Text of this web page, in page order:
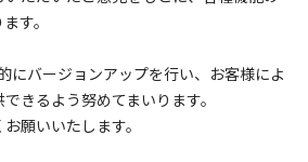
す。
バージョンアップを行い、お客様によ
きるよう努めてまいります。
願いいたします。